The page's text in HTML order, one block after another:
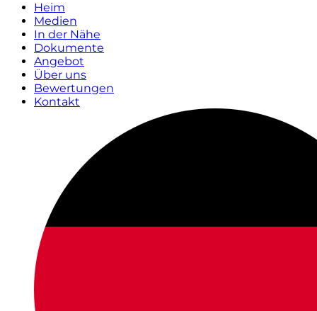
Heim
Medien
In der Nähe
Dokumente
Angebot
Über uns
Bewertungen
Kontakt